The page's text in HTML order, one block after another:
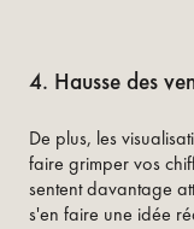
4. Hausse des
De plus, les
faire grimper vos
sentent davantage
s'en faire une idée